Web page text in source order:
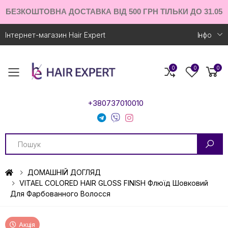
БЕЗКОШТОВНА ДОСТАВКА ВІД 500 ГРН ТІЛЬКИ ДО 31.05
Інтернет-магазин Hair Expert Iнфо
Toggle mobile menu
+380737010010
Search
0 0 0
ДОМАШНІЙ ДОГЛЯД
VITAEL COLORED HAIR GLOSS FINISH Флюїд Шовковий
Для Фарбованного Волосся
Акція